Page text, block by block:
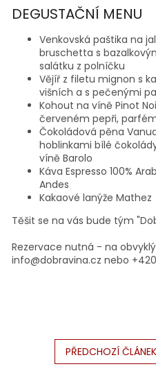
DEGUSTAČNÍ MENU
Venkovská paštika na
bruschetta s
salátku z polníčku
Vějíř z filetu mignon s
višních a s pečenými
Kohout na víně Pinot
červeném pepři,
Čokoládová pěna
hoblinkami bílé
víně Barolo
Káva Espresso 100%
Andes
Kakaové lanýže Mathez
Těšit se na vás bude tým
Rezervace nutná - na
info@dobravina.cz nebo
PŘEDCHOZÍ ČLÁNEK